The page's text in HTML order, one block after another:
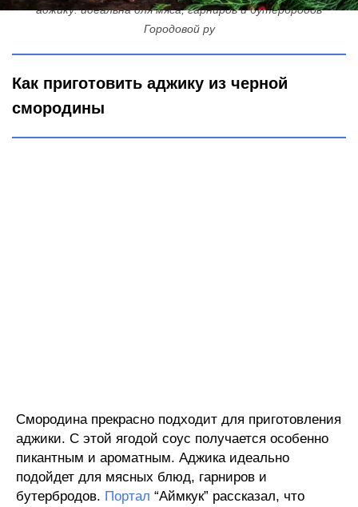
аджику: идеальна для мяса, гарниров и бутербродов
Городовой ру
Как приготовить аджику из черной
смородины
Смородина прекрасно подходит для приготовления
аджики. С этой ягодой соус получается особенно
пикантным и ароматным. Аджика идеально
подойдет для мясных блюд, гарниров и
бутербродов. Портал “Аймкук” рассказал, что